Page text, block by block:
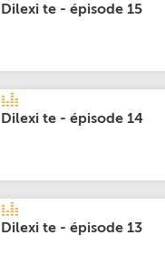
Dilexi te - épisode 15
Dilexi te - épisode 14
Dilexi te - épisode 13